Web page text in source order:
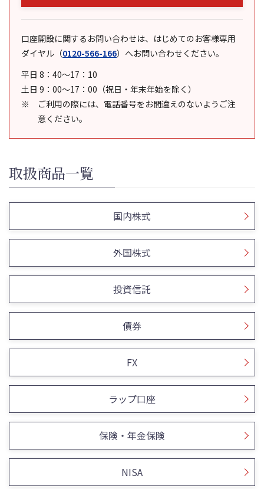
口座開設に関するお問い合わせは、はじめてのお客様専用
ダイヤル （0120-566-166） へお問い合わせください。
平日 8：40～17：10
土日 9：00～17：00（祝日・年末年始を除く）
ご利用の際には、電話番号をお間違えのないようご注
意ください。
取扱商品一覧
国内株式
外国株式
投資信託
債券
FX
ラップ口座
保険・年金保険
NISA